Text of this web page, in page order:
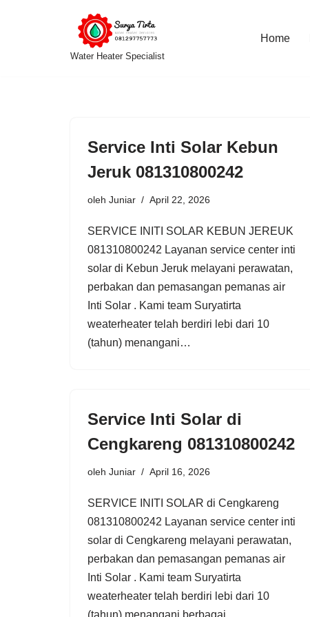
Water Heater Specialist
Home
Service Inti Solar Kebun
Jeruk 081310800242
oleh Juniar April 22, 2026
SERVICE INITI SOLAR KEBUN JEREUK
081310800242 Layanan service center inti
solar di Kebun Jeruk melayani perawatan,
perbakan dan pemasangan pemanas air
Inti Solar . Kami team Suryatirta
weaterheater telah berdiri lebi dari 10
(tahun) menangani…
Service Inti Solar di
Cengkareng 081310800242
oleh Juniar April 16, 2026
SERVICE INITI SOLAR di Cengkareng
081310800242 Layanan service center inti
solar di Cengkareng melayani perawatan,
perbakan dan pemasangan pemanas air
Inti Solar . Kami team Suryatirta
weaterheater telah berdiri lebi dari 10
(tahun) menangani berbagai…